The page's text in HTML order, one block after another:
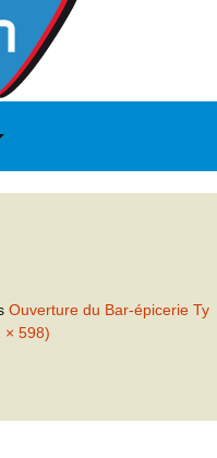
Ouverture du Bar-épicerie Ty
× 598)